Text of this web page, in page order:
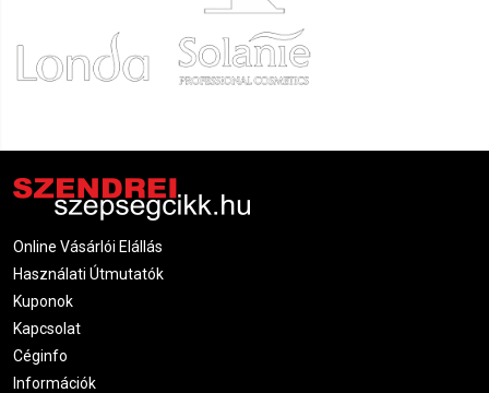
Online Vásárlói Elállás
Használati Útmutatók
Kuponok
Kapcsolat
Céginfo
Információk